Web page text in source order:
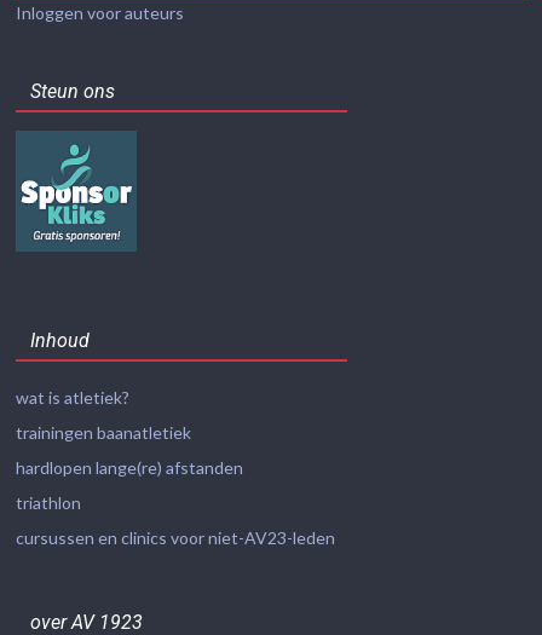
Inloggen voor auteurs
Steun ons
Inhoud
wat is atletiek?
trainingen baanatletiek
hardlopen lange(re) afstanden
triathlon
cursussen en clinics voor niet-AV23-leden
over AV 1923